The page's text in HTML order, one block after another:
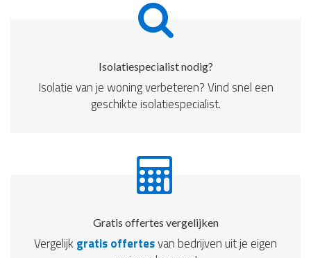
Isolatiespecialist nodig?
Isolatie van je woning verbeteren? Vind snel een
geschikte isolatiespecialist.
Gratis offertes vergelijken
Vergelijk gratis offertesvan bedrijven uit je eigen